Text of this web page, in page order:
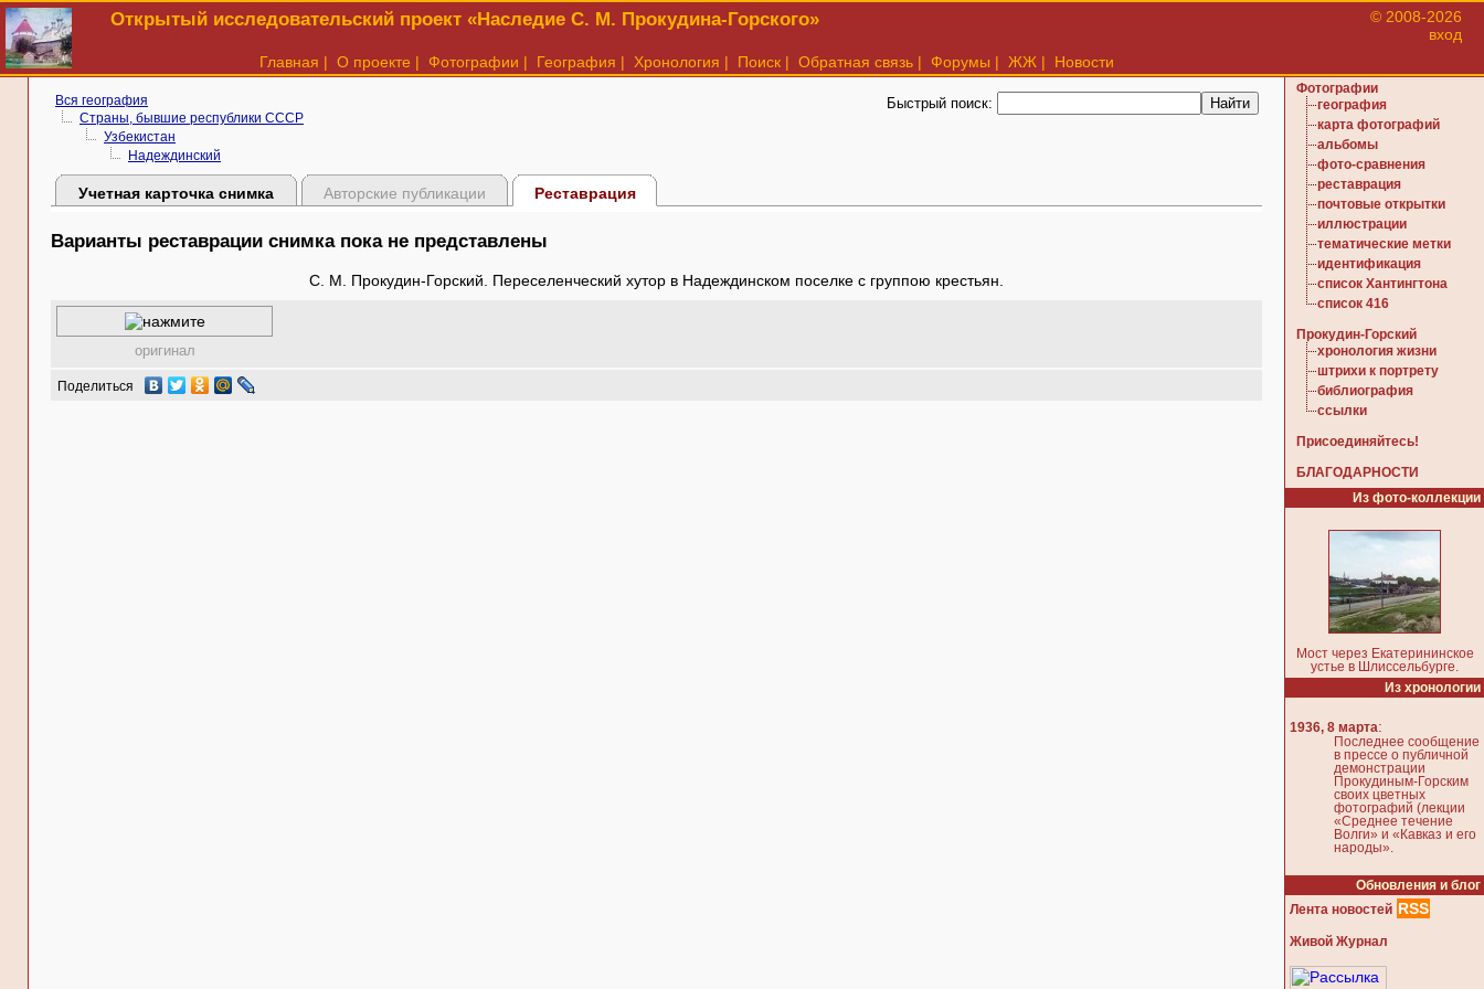
Открытый исследовательский проект «Наследие С. М. Прокудина-Горского»
© 2008-2026
вход
Главная | О проекте | Фотографии | География | Хронология | Поиск | Обратная связь | Форумы | ЖЖ | Новости
Вся география
Страны, бывшие республики СССР
Узбекистан
Надеждинский
Быстрый поиск:
Учетная карточка снимка Авторские публикации Реставрация
Варианты реставрации снимка пока не представлены
С. М. Прокудин-Горский. Переселенческий хутор в Надеждинском поселке с группою крестьян.
оригинал
Поделиться
Фотографии
география
карта фотографий
альбомы
фото-сравнения
реставрация
почтовые открытки
иллюстрации
тематические метки
идентификация
список Хантингтона
список 416
Прокудин-Горский
хронология жизни
штрихи к портрету
библиография
ссылки
Присоединяйтесь!
БЛАГОДАРНОСТИ
Из фото-коллекции
Мост через Екатерининское
устье в Шлиссельбурге.
Из хронологии
1936, 8 марта:
Последнее сообщение
в прессе о публичной
демонстрации
Прокудиным-Горским
своих цветных
фотографий (лекции
«Среднее течение
Волги» и «Кавказ и его
народы».
Обновления и блог
Лента новостей RSS
Живой Журнал